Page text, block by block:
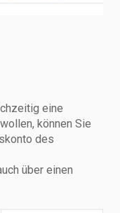
eine
können Sie
des
über einen